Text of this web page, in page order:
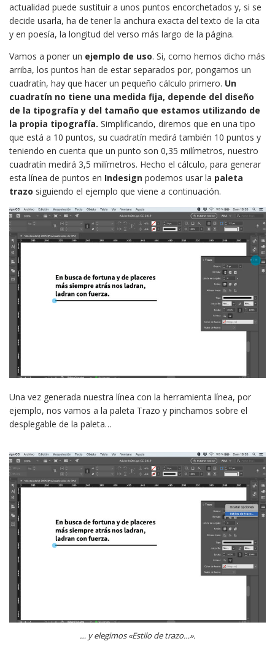
actualidad puede sustituir a unos puntos encorchetados y, si se
decide usarla, ha de tener la anchura exacta del texto de la cita
y en poesía, la longitud del verso más largo de la página.
Vamos a poner un ejemplo de uso. Si, como hemos dicho más
arriba, los puntos han de estar separados por, pongamos un
cuadratín, hay que hacer un pequeño cálculo primero. Un
cuadratín no tiene una medida fija, depende del diseño
de la tipografía y del tamaño que estamos utilizando de
la propia tipografía. Simplificando, diremos que en una tipo
que está a 10 puntos, su cuadratín medirá también 10 puntos y
teniendo en cuenta que un punto son 0,35 milímetros, nuestro
cuadratín medirá 3,5 milímetros. Hecho el cálculo, para generar
esta línea de puntos en Indesign podemos usar la paleta
trazo siguiendo el ejemplo que viene a continuación.
Una vez generada nuestra línea con la herramienta línea, por
ejemplo, nos vamos a la paleta Trazo y pinchamos sobre el
desplegable de la paleta…
… y elegimos «Estilo de trazo…».